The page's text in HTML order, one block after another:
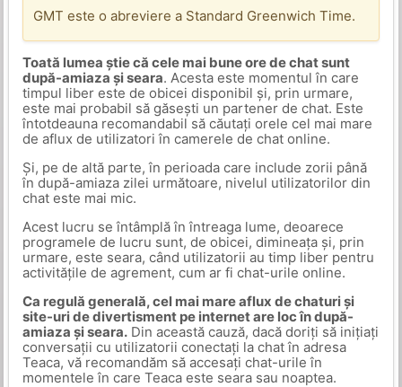
GMT este o abreviere a Standard Greenwich Time.
Toată lumea știe că cele mai bune ore de chat sunt
după-amiaza și seara. Acesta este momentul în care
timpul liber este de obicei disponibil și, prin urmare,
este mai probabil să găsești un partener de chat. Este
întotdeauna recomandabil să căutați orele cel mai mare
de aflux de utilizatori în camerele de chat online.
Și, pe de altă parte, în perioada care include zorii până
în după-amiaza zilei următoare, nivelul utilizatorilor din
chat este mai mic.
Acest lucru se întâmplă în întreaga lume, deoarece
programele de lucru sunt, de obicei, dimineața și, prin
urmare, este seara, când utilizatorii au timp liber pentru
activitățile de agrement, cum ar fi chat-urile online.
Ca regulă generală, cel mai mare aflux de chaturi și
site-uri de divertisment pe internet are loc în după-
amiaza și seara.Din această cauză, dacă doriți să inițiați
conversații cu utilizatorii conectați la chat în adresa
Teaca, vă recomandăm să accesați chat-urile în
momentele în care Teaca este seara sau noaptea.